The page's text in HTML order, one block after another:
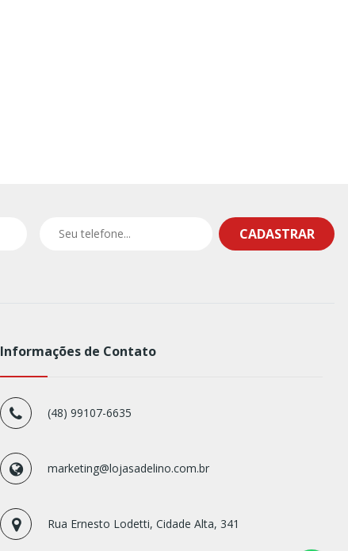
CADASTRAR
Informações de Contato
(48) 99107-6635
marketing@lojasadelino.com.br
Rua Ernesto Lodetti, Cidade Alta, 341